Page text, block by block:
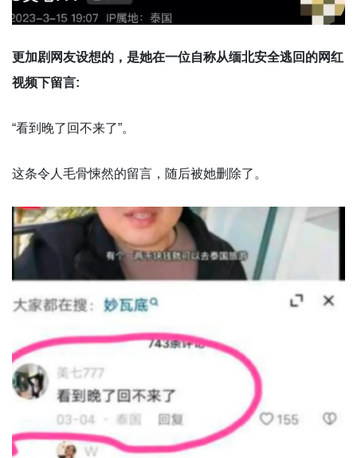
更加剧网友设想的，是她在一位自称从缅北安全逃回的网红
视频下留言:
“看到晚了回不来了”。
这条令人毛骨悚然的留言，随后被她删除了。